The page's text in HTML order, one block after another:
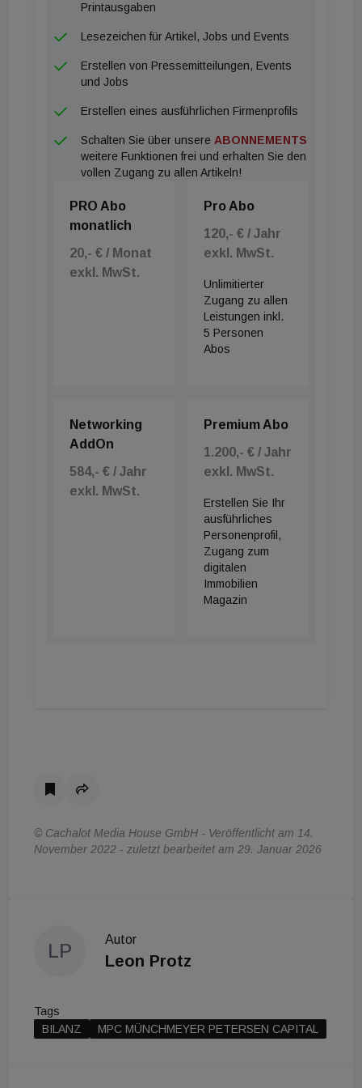
Ergebnisprognose sind in erster Linie anhaltend
hohe Ergebnisbeiträge aus dem Co-Investment
den Investments als auch Buchgewinne aus
MPC Capital ein weiter steigendes Interesse an
Investitionen in Sachwerte im Zusammenhang mit
der Energiewende. So konnte MPC Capital im
Investment-Projekte für Containerschiffe mit
Methanolantrieb initiieren. Auch die Nachfrage nach
Renewable Energy-Projekten bleibt hoch. Der
Vorstand beabsichtigt, etwa die Hälfte des um den
Erlös aus dem Verkauf des niederländischen
Immobiliengeschäfts bereinigten Konzerngewinns
nach Steuern und Minderheiten als Dividende an die
die Dividende wird der Vorstand mit Vorlage des
Konzernjahresabschlusses 2022 im Frühjahr 2023
vorschlagen.
Printausgaben
Lesezeichen für Artikel, Jobs und Events
Erstellen von Pressemitteilungen, Events
und Jobs
Erstellen eines ausführlichen Firmenprofils
Schalten Sie über unsere ABONNEMENTS
weitere Funktionen frei und erhalten Sie den
vollen Zugang zu allen Artikeln!
PRO Abo
monatlich
20,- € / Monat
exkl. MwSt.
Pro Abo
120,- € / Jahr
exkl. MwSt.
Unlimitierter
Zugang zu allen
Leistungen inkl.
5 Personen
Abos
Networking
AddOn
584,- € / Jahr
exkl. MwSt.
Premium Abo
1.200,- € / Jahr
exkl. MwSt.
Erstellen Sie Ihr
ausführliches
Personenprofil,
Zugang zum
digitalen
Immobilien
Magazin
© Cachalot Media House GmbH - Veröffentlicht am 14.
November 2022 - zuletzt bearbeitet am 29. Januar 2026
LP
Autor
Leon Protz
Tags
BILANZ
MPC MÜNCHMEYER PETERSEN CAPITAL